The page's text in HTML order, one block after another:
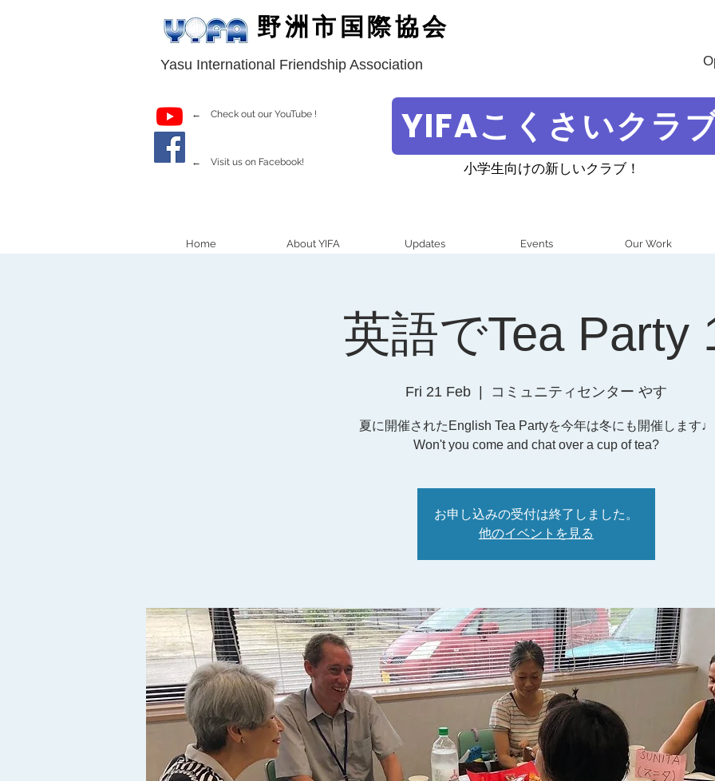
野洲市国際協会
Yasu International Friendship Association
← Check out our YouTube !
← Visit us on Facebook!
YIFAこくさいクラ
小学生向けの新しいクラブ！
Home About YIFA Updates Events Our Work
英語でTea Party
Fri 21 Feb コミュニティセンター やす
夏に開催されたEnglish Tea Partyを今年は冬にも開催します♩
お申し込みの受付は終了しました。
他のイベントを見る